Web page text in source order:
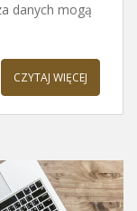
danych mogą
CZYTAJ WIĘCEJ